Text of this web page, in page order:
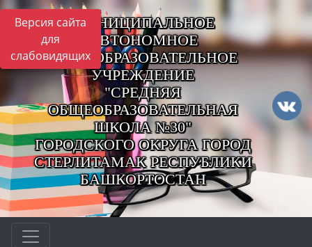
Версия сайта
для
слабовидящих
МУНИЦИПАЛЬНОЕ
АВТОНОМНОЕ
ОБЩЕОБРАЗОВАТЕЛЬНОЕ
УЧРЕЖДЕНИЕ
"СРЕДНЯЯ
ОБЩЕОБРАЗОВАТЕЛЬНАЯ
ШКОЛА №30"
ГОРОДСКОГО ОКРУГА ГОРОД
СТЕРЛИТАМАК РЕСПУБЛИКИ
БАШКОРТОСТАН